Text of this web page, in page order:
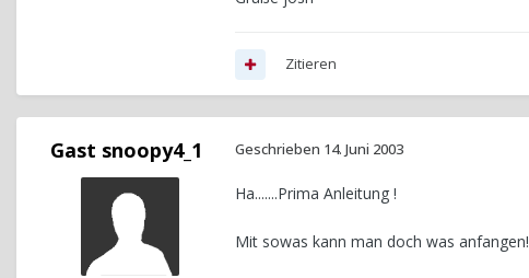
Zitieren
Gast snoopy4_1 Geschrieben 14. Juni 2003
Ha.......Prima Anleitung !
Mit sowas kann man doch was anfangen!